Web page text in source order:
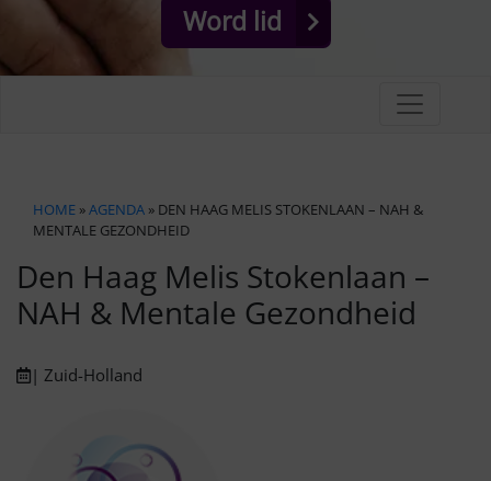
Word lid
HOME »AGENDA » DEN HAAG MELIS STOKENLAAN – NAH &
MENTALE GEZONDHEID
Den Haag Melis Stokenlaan –
NAH & Mentale Gezondheid
| Zuid-Holland